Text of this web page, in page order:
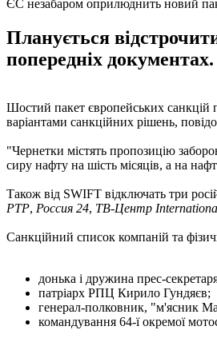
ЄС незабаром оприлюднить новий
Планується
попередніх документах.
Шостий пакет європейських санкцій
варіантами санкційних рішень,
"Чернетки містять пропозицію
сиру нафту на шість місяців, а на
Також від SWIFT відключать три
РТР, Россия 24, ТВ-Центр
Санкційний список компаній та
донька і дружина прес-
патріарх РПЦ Кирило Гундяєв;
генерал-полковник, "м'ясник
командування 64-ї окремої